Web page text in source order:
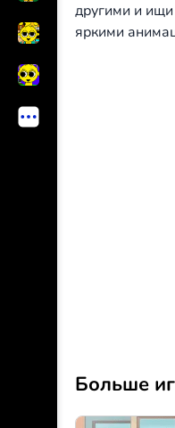
другими и ищи
яркими
Больше